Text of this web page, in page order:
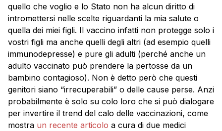
quello che voglio e lo Stato non ha alcun diritto di
intromettersi nelle scelte riguardanti la mia salute o
quella dei miei figli. Il vaccino infatti non protegge solo i
vostri figli ma anche quelli degli altri (ad esempio quelli
immunodepresse) e pure gli adulti (perché anche un
adulto vaccinato può prendere la pertosse da un
bambino contagioso). Non è detto però che questi
genitori siano “irrecuperabili” o delle cause perse. Anzi
probabilmente è solo su colo loro che si può dialogare
per invertire il trend del calo delle vaccinazioni, come
mostra un recente articolo a cura di due medici